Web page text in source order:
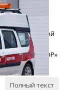
комплекса
дорожной
КП-514
ООО «КОНКОР»
Полный текст